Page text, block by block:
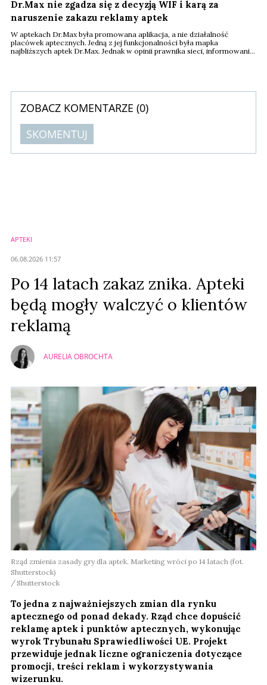
Dr.Max nie zgadza się z decyzją WIF i karą za
naruszenie zakazu reklamy aptek
W aptekach Dr.Max była promowana aplikacja, a nie działalność
placówek aptecznych. Jedną z jej funkcjonalności była mapka
najbliższych aptek Dr.Max. Jednak w opinii prawnika sieci, informowanie
ZOBACZ KOMENTARZE (0)
SKOMENTUJ
APTEKI
06.08.2026 11:57
Po 14 latach zakaz znika. Apteki
będą mogły walczyć o klientów
reklamą
AURELIA OBROCHTA
Rząd zmienia zasady gry dla aptek. Marketing wróci po 14 latach (fot.
Shutterstock)
Shutterstock
To jedna z najważniejszych zmian dla rynku
aptecznego od ponad dekady. Rząd chce dopuścić
reklamę aptek i punktów aptecznych, wykonując
wyrok Trybunału Sprawiedliwości UE. Projekt
przewiduje jednak liczne ograniczenia dotyczące
promocji, treści reklam i wykorzystywania
wizerunku.